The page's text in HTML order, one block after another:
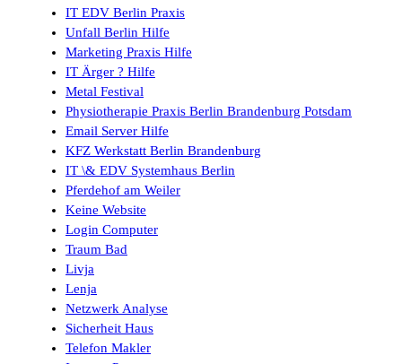
IT EDV Berlin Praxis
Unfall Berlin Hilfe
Marketing Praxis Hilfe
IT Ärger ? Hilfe
Metal Festival
Physiotherapie Praxis Berlin Brandenburg Potsdam
Email Server Hilfe
KFZ Werkstatt Berlin Brandenburg
IT \& EDV Systemhaus Berlin
Pferdehof am Weiler
Keine Website
Login Computer
Traum Bad
Livja
Lenja
Netzwerk Analyse
Sicherheit Haus
Telefon Makler